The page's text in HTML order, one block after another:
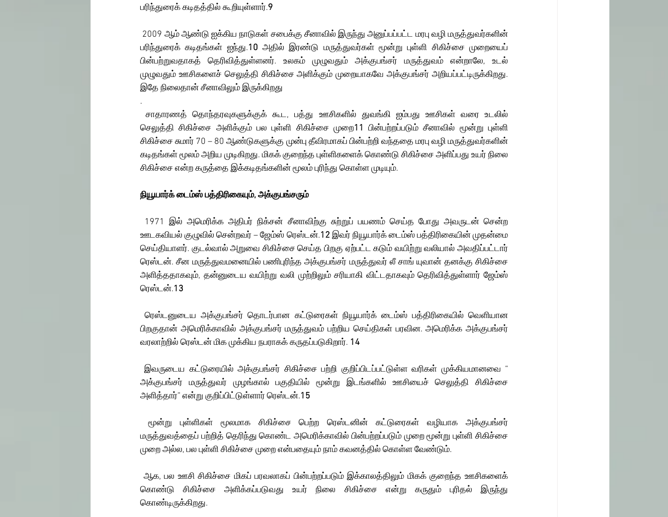
பரிந்துரைக் கடிதத்தில் கூறியுள்ளார்.9
பரிந்துரைக் கடிதங்கள் ஐந்து.10 அதில் இரண்டு மருத்துவர்கள் மூன்று புள்ளி சிகிச்சை முறையைப்
பின்பற்றுவதாகத் தெரிவித்துள்ளனர். உலகம் முழுவதும் அக்குபங்சர் மருத்துவம் என்றாலே, உடல்
முழுவதும் ஊசிகளைச் செலுத்தி சிகிச்சை அளிக்கும் முறையாகவே அக்குபங்சர் அறியப்பட்டிருக்கிறது.
இதே நிலைதான் சீனாவிலும் இருக்கிறது
.
சாதாரணத் தொந்தரவுகளுக்குக் கூட, பத்து ஊசிகளில் துவங்கி ஐம்பது ஊசிகள் வரை உடலில்
செலுத்தி சிகிச்சை அளிக்கும் பல புள்ளி சிகிச்சை முறை11 பின்பற்றப்படும் சீனாவில் மூன்று புள்ளி
சிகிச்சை சுமார் 70 – 80 ஆண்டுகளுக்கு முன்பு தீவிரமாகப் பின்பற்றி வந்ததை மரபு வழி மருத்துவர்களின்
கடிதங்கள் மூலம் அறிய முடிகிறது. மிகக் குறைந்த புள்ளிகளைக் கொண்டு சிகிச்சை அளிப்பது உயர் நிலை
சிகிச்சை என்ற கருத்தை இக்கடிதங்களின் மூலம் புரிந்து கொள்ள முடியும்.
நியூயார்க் டைம்ஸ் பத்திரிகையும், அக்குபங்சரும்
ஊடகவியல் குழுவில் சென்றவர் – ஜேம்ஸ் ரெஸ்டன்.12 இவர் நியூயார்க் டைம்ஸ் பத்திரிகையின் முதன்மை
செய்தியாளர். குடல்வால் அறுவை சிகிச்சை செய்த பிறகு ஏற்பட்ட கடும் வயிற்று வலியால் அவதிப்பட்டார்
ரெஸ்டன். சீன மருத்துவமனையில் பணிபுரிந்த அக்குபங்சர் மருத்துவர் லீ சாங் யுவான் தனக்கு சிகிச்சை
அளித்ததாகவும், தன்னுடைய வயிற்று வலி முற்றிலும் சரியாகி விட்டதாகவும் தெரிவித்துள்ளார் ஜேம்ஸ்
ரெஸ்டன்.13
ரெஸ்டனுடைய அக்குபங்சர் தொடர்பான கட்டுரைகள் நியூயார்க் டைம்ஸ் பத்திரிகையில் வெளியான
பிறகுதான் அமெரிக்காவில் அக்குபங்சர் மருத்துவம் பற்றிய செய்திகள் பரவின. அமெரிக்க அக்குபங்சர்
வரலாற்றில் ரெஸ்டன் மிக முக்கிய நபராகக் கருதப்படுகிறார். 14
இவருடைய கட்டுரையில் அக்குபங்சர் சிகிச்சை பற்றி குறிப்பிடப்பட்டுள்ள வரிகள் முக்கியமானவை “
அக்குபங்சர் மருத்துவர் முழங்கால் பகுதியில் மூன்று இடங்களில் ஊசியைச் செலுத்தி சிகிச்சை
அளித்தார்” என்று குறிப்பிட்டுள்ளார் ரெஸ்டன்.15
மருத்துவத்தைப் பற்றித் தெரிந்து கொண்ட அமெரிக்காவில் பின்பற்றப்படும் முறை மூன்று புள்ளி சிகிச்சை
முறை அல்ல, பல புள்ளி சிகிச்சை முறை என்பதையும் நாம் கவனத்தில் கொள்ள வேண்டும்.
கொண்டு சிகிச்சை அளிக்கப்படுவது உயர் நிலை சிகிச்சை என்று கருதும் புரிதல் இருந்து
கொண்டிருக்கிறது.